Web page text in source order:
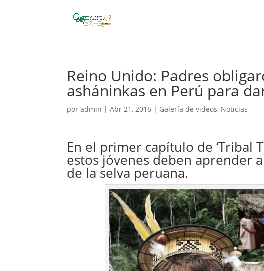
Reino Unido: Padres
asháninkas en Perú para
poradmin |Abr 21, 2016 | Galería de videos, Noticias
En el primer capítulo de ‘Tribal
estos jóvenes deben aprender
de la selva peruana.